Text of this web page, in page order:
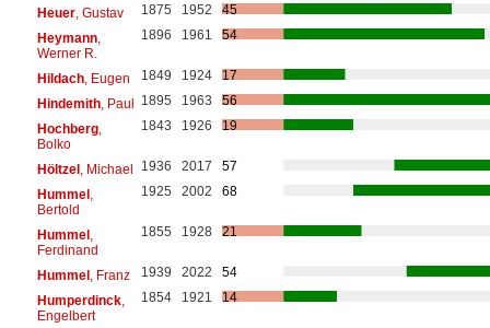
Heuer, Gustav 1875 1952
45
Heymann,
Werner R.
1896 1961 54
Hildach, Eugen 1849 1924
17
Hindemith, Paul 1895 1963
56
Hochberg,
Bolko
1843 1926 19
Höltzel, Michael 1936 2017
57
Hummel,
Bertold
1925 2002 68
Hummel,
Ferdinand
1855 1928 21
Hummel, Franz 1939 2022
54
Humperdinck,
Engelbert
1854 1921 14